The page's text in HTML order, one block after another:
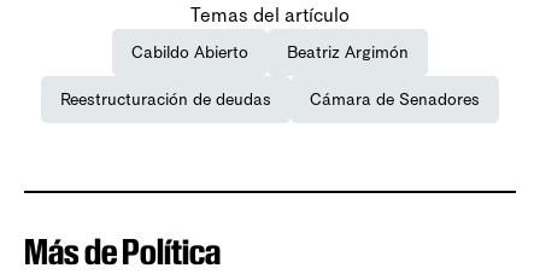
Temas del artículo
Cabildo Abierto Beatriz Argimón
Reestructuración de deudas Cámara de Senadores
Más de Política